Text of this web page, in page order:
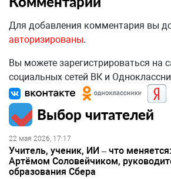
Для добавления комментария вы
авторизированы.
Вы можете зарегистрироваться на
социальных сетей ВК и
Выбор читателей
22 мая 2026, 17:17
Учитель, ученик, ИИ – что
Артёмом Соловейчиком,
образования Сбера